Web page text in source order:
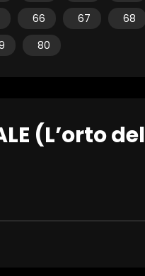
66 67 68
80
(L’orto del